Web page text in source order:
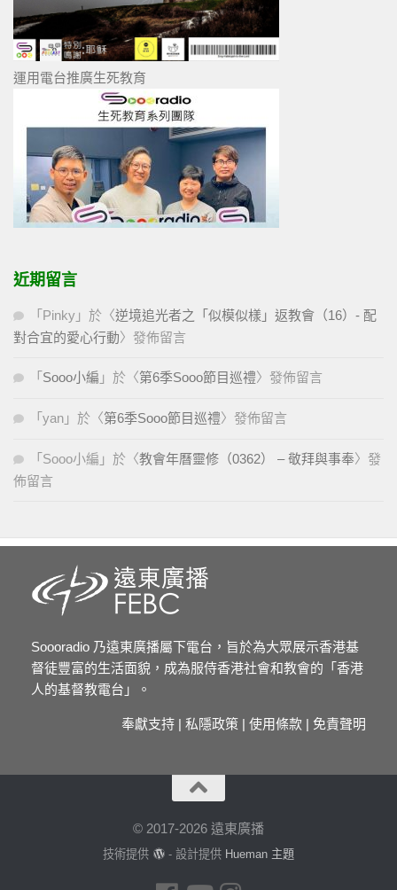
運用電台推廣生死教育
近期留言
「 Pinky 」於〈逆境追光者之「似模似樣」返教會（16）- 配
對合宜的愛心行動〉發佈留言
「 Sooo小編 」於〈第6季Sooo節目巡禮〉發佈留言
「 yan 」於〈第6季Sooo節目巡禮〉發佈留言
「 Sooo小編 」於〈教會年曆靈修（0362） – 敬拜與事奉〉發
佈留言
Soooradio 乃遠東廣播屬下電台，旨於為大眾展示香港基
督徒豐富的生活面貌，成為服侍香港社會和教會的「香港
人的基督教電台」。
奉獻支持 | 私隱政策 | 使用條款 | 免責聲明
© 2017-2026 遠東廣播
技術提供 - 設計提供 Hueman 主題